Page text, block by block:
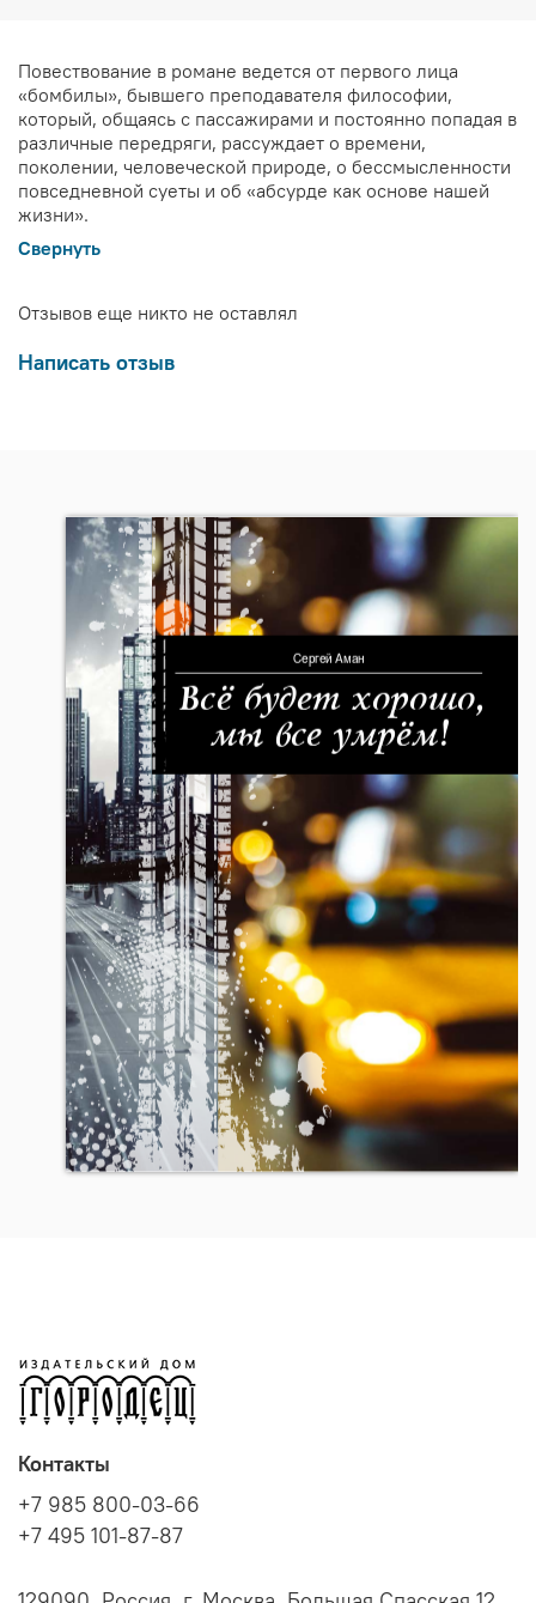
Повествование в романе ведется от первого лица
«бомбилы», бывшего преподавателя философии,
который, общаясь с пассажирами и постоянно попадая в
различные передряги, рассуждает о времени,
поколении, человеческой природе, о бессмысленности
повседневной суеты и об «абсурде как основе нашей
жизни».
Свернуть
Отзывов еще никто не оставлял
Написать отзыв
Контакты
+7 985 800-03-66
+7 495 101-87-87